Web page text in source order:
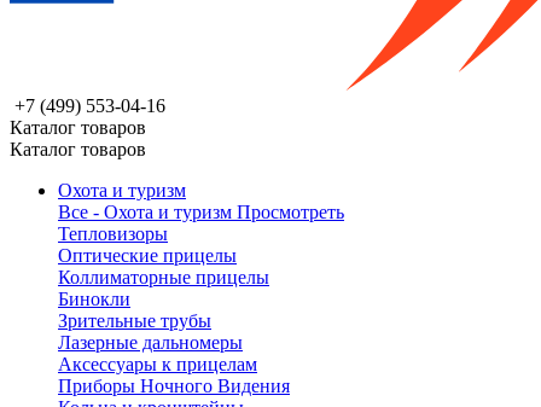
+7 (499) 553-04-16
Каталог товаров
Каталог товаров
Охота и туризм
Все - Охота и туризм Просмотреть
Тепловизоры
Оптические прицелы
Коллиматорные прицелы
Бинокли
Зрительные трубы
Лазерные дальномеры
Аксессуары к прицелам
Приборы Ночного Видения